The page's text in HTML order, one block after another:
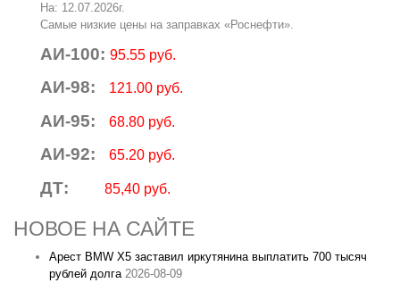
На: 12.07.2026г.
Самые низкие цены на заправках «Роснефти».
АИ-100: 95.55 руб.
АИ-98: 121.00 руб.
АИ-95: 68.80 руб.
АИ-92: 65.20 руб.
ДТ: 85,40 руб.
НОВОЕ НА САЙТЕ
Арест BMW X5 заставил иркутянина выплатить 700 тысяч
рублей долга 2026-08-09